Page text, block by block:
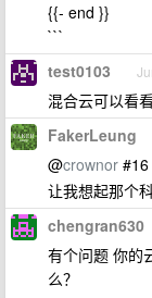
{{- end }}
```
test0103
混合云可以看
FakerLeung
@crownor #16
让我想起那个
chengran630
有个问题 你的
么？